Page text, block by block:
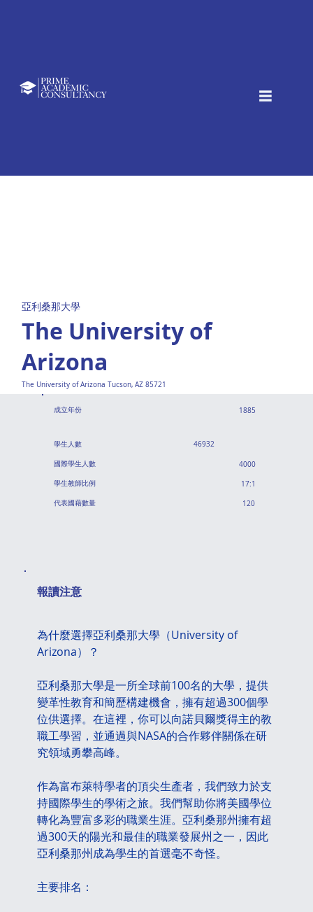
亞利桑那大學
The University of
Arizona
The University of Arizona Tucson, AZ 85721
成立年份 1885
​學生人數 46932
國際​學生人數 4000
學生教師比例 17:1
代表國藉數量 120
​報讀注意
為什麼選擇亞利桑那大學（University of
Arizona）？
亞利桑那大學是一所全球前100名的大學，提供
變革性教育和簡歷構建機會，擁有超過300個學
位供選擇。在這裡，你可以向諾貝爾獎得主的教
職工學習，並通過與NASA的合作夥伴關係在研
究領域勇攀高峰。
作為富布萊特學者的頂尖生產者，我們致力於支
持國際學生的學術之旅。我們幫助你將美國學位
轉化為豐富多彩的職業生涯。亞利桑那州擁有超
過300天的陽光和最佳的職業發展州之一，因此
亞利桑那州成為學生的首選毫不奇怪。
主要排名：